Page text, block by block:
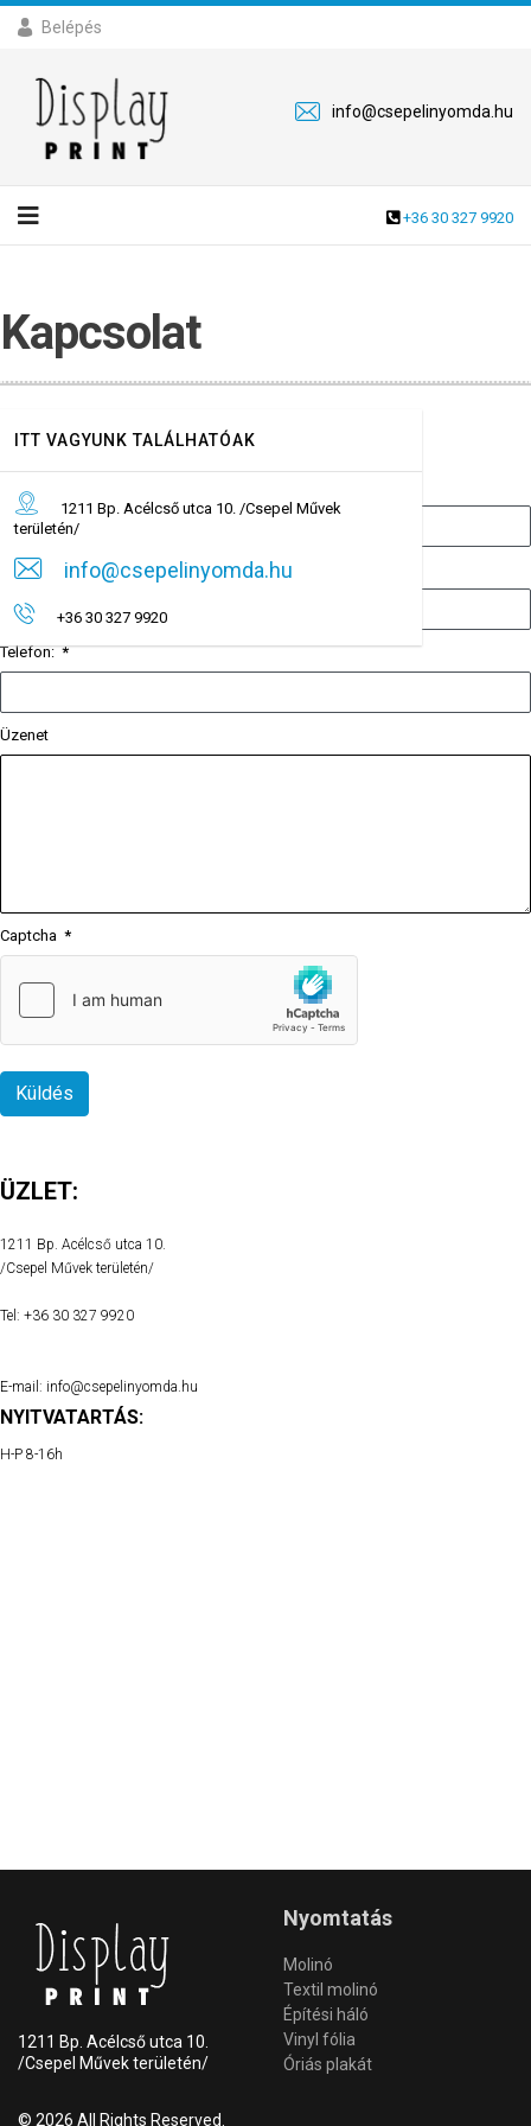
Belépés
info@csepelinyomda.hu
+36 30 327 9920
Kapcsolat
E-mail:
Telefon: *
Üzenet
Captcha *
Küldés
ÜZLET:
1211 Bp. Acélcső utca 10.
/Csepel Művek területén/
Tel: +36 30 327 9920
E-mail: info@csepelinyomda.hu
NYITVATARTÁS:
H-P 8-16h
ITT VAGYUNK TALÁLHATÓAK
1211 Bp. Acélcső utca 10. /Csepel Művek
területén/
info@csepelinyomda.hu
+36 30 327 9920
1211 Bp. Acélcső utca 10.
/Csepel Művek területén/
© 2026 All Rights Reserved.
Nyomtatás
Molinó
Textil molinó
Építési háló
Vinyl fólia
Óriás plakát